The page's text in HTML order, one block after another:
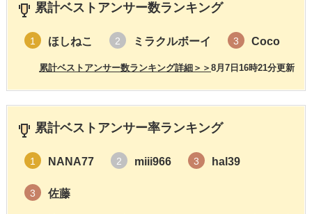
累計ベストアンサー数ランキング
1 ほしねこ 2 ミラクルボーイ 3 Coco
8月7日16時21分更新
累計ベストアンサー数ランキング詳細＞＞
累計ベストアンサー率ランキング
1 NANA77 2 miii966 3 hal39
3 佐藤